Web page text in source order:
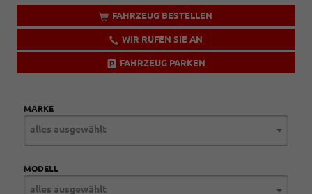
FAHRZEUG BESTELLEN
WIR RUFEN SIE AN
FAHRZEUG PARKEN
MARKE
alles ausgewählt
MODELL
alles ausgewählt